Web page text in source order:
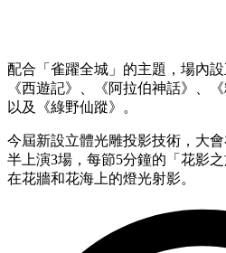
配合「雀躍全城」的主題，場內
《西遊記》、《阿拉伯神話》、
以及《綠野仙蹤》。
今屆新設立體光雕投影技術，大
半上演3場，每節5分鐘的「花影
在花牆和花海上的燈光射影。